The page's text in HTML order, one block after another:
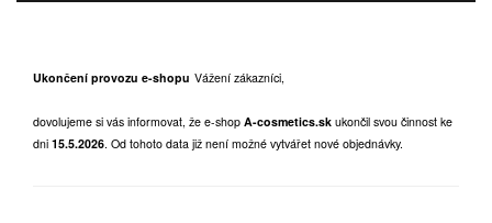
Ukončení provozu e-shopu Vážení zákazníci,
dovolujeme si vás informovat, že e-shop A-cosmetics.sk ukončil svou činnost ke
dni 15.5.2026. Od tohoto data již není možné vytvářet nové objednávky.